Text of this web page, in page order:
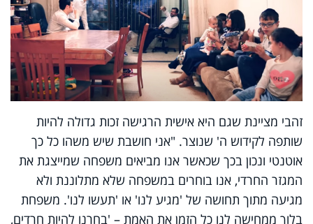
זהבי מציינת שגם היא אישית הרגישה זכות גדולה להיות
שותפה לקידוש ה' שנוצר. "אני חושבת שיש משהו כל כך
אוטנטי ונכון בכך שכאשר אנו מביאים משפחה שמייצגת את
המגזר החרדי, אנו בוחרים במשפחה שלא מתלוננת ולא
מגיעה מתוך תחושה של 'מגיע לנו' או 'תעשו לנו'. משפחת
בלוך ממחישה לנו כל הזמן את האמת – 'בחרנו להיות חרדים,